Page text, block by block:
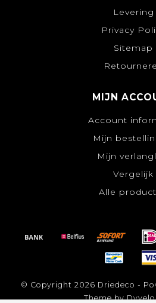
Levering
Privacy
Sitemap
MIJN
Account
Mijn
Mijn
Vergelijk
Alle
© Copyright 2026 Driedeco -
Theme by